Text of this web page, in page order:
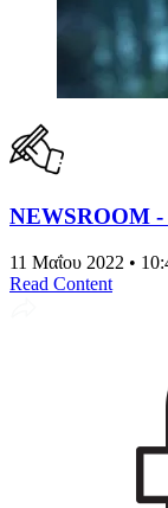
NEWSROOM
11 Μαΐου 2022 •
Read Content